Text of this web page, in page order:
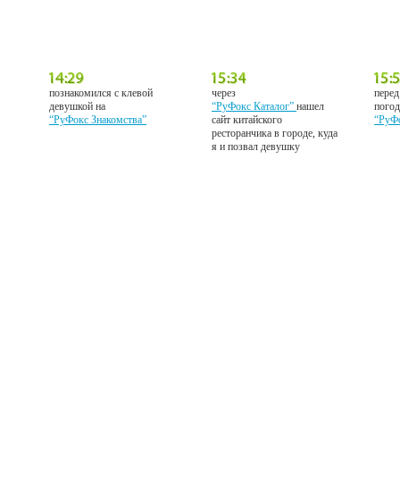
познакомился с клевой
девушкой на
“РуФокс Знакомства”
через
“РуФокс Каталог”нашел
сайт китайского
ресторанчика в городе, куда
я и позвал девушку